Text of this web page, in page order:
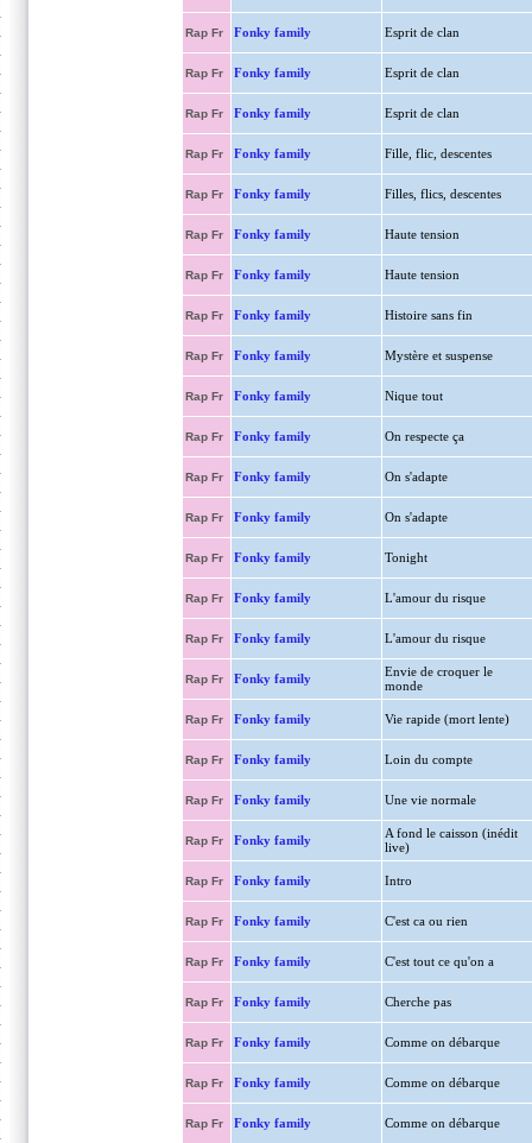
Rap Fr Fonky family Esprit de clan
Rap Fr Fonky family Esprit de clan
Rap Fr Fonky family Esprit de clan
Rap Fr Fonky family Fille, flic, descentes
Rap Fr Fonky family Filles, flics, descentes
Rap Fr Fonky family Haute tension
Rap Fr Fonky family Haute tension
Rap Fr Fonky family Histoire sans fin
Rap Fr Fonky family Mystère et suspense
Rap Fr Fonky family Nique tout
Rap Fr Fonky family On respecte ça
Rap Fr Fonky family On s'adapte
Rap Fr Fonky family On s'adapte
Rap Fr Fonky family Tonight
Rap Fr Fonky family L'amour du risque
Rap Fr Fonky family L'amour du risque
Rap Fr Fonky family
Envie de croquer le
monde
Rap Fr Fonky family Vie rapide (mort lente)
Rap Fr Fonky family Loin du compte
Rap Fr Fonky family Une vie normale
Rap Fr Fonky family
A fond le caisson (inédit
live)
Rap Fr Fonky family Intro
Rap Fr Fonky family C'est ca ou rien
Rap Fr Fonky family C'est tout ce qu'on a
Rap Fr Fonky family Cherche pas
Rap Fr Fonky family Comme on débarque
Rap Fr Fonky family Comme on débarque
Rap Fr Fonky family Comme on débarque